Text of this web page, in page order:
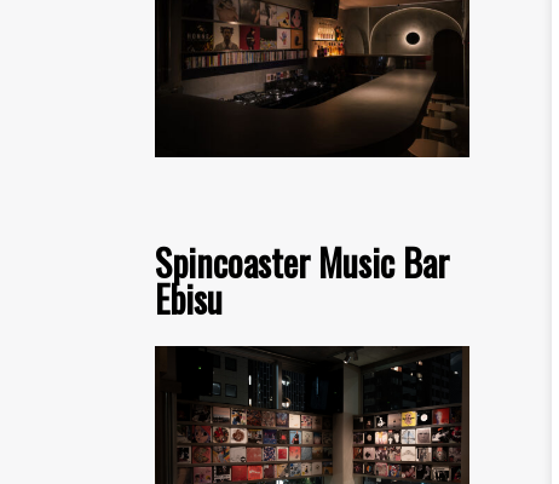
Spincoaster Music Bar
Ebisu